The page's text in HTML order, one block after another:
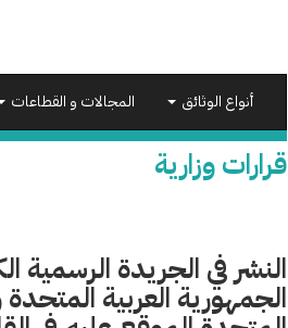
أنواع الوثائق المجالات و القطاعات
قرارات وزارية
النشر في الجريدة الرسمية
الجمهورية العربية